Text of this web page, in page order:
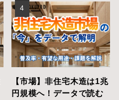
【市場】非住宅木造は1兆
円規模へ！データで読む